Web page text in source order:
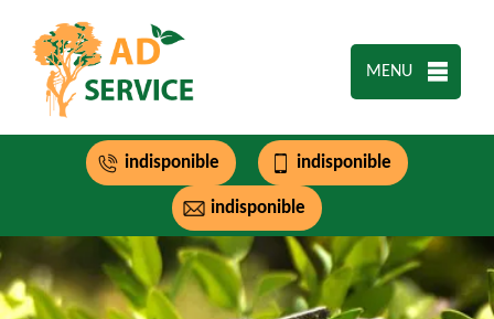
MENU
indisponible indisponible
indisponible